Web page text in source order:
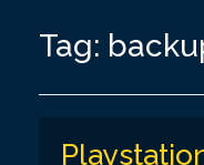
Tag: